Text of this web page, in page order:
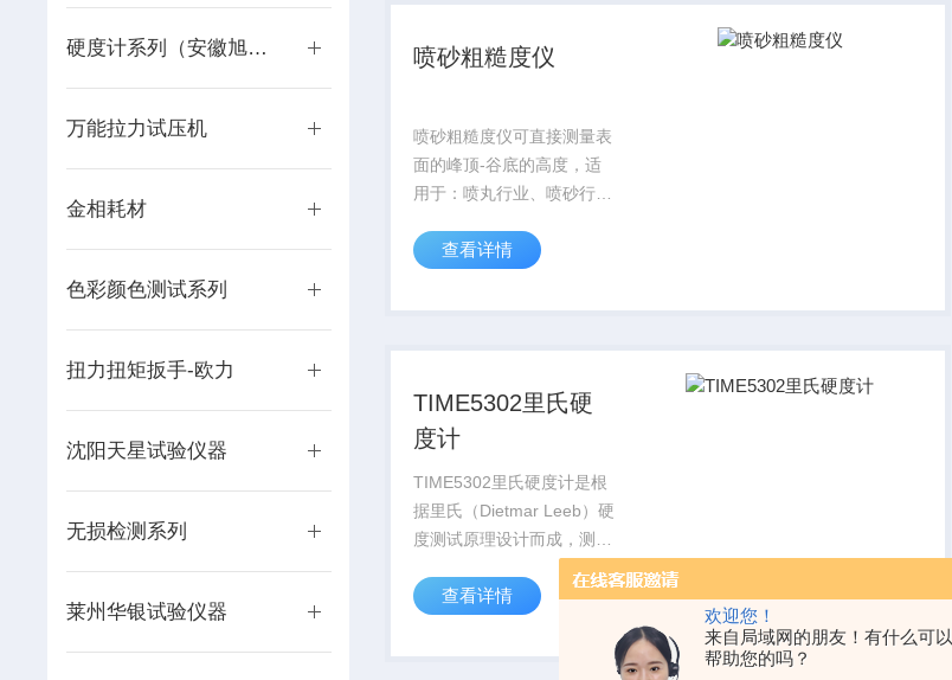
欢迎您！
来自局域网的朋友！有什么可以
帮助您的吗？
硬度计系列（安徽旭泰）
万能拉力试压机
金相耗材
色彩颜色测试系列
扭力扭矩扳手-欧力
沈阳天星试验仪器
无损检测系列
莱州华银试验仪器
喷砂粗糙度仪
喷砂粗糙度仪可直接测量表
面的峰顶-谷底的高度，适
用于：喷丸行业、喷砂行
业等表面需求的行业使用，
要测小的测量面积，量程：
查看详情
TIME5302里氏硬
度计
TIME5302里氏硬度计是根
据里氏（Dietmar Leeb）硬
度测试原理设计而成，测出
换成布氏，洛氏，维氏，肖
种测试配件，来满足于各种
查看详情